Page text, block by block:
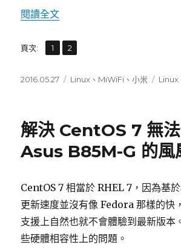
閱讀全文
頁次:
頁
1 ,
頁
2
發
2016.05.27
分
Linux 、 MiWiFi 、小米
標
Linux
解決 CentOS 7 無
Asus B85M-G 的風
CentOS 7 相當於 RHEL 7，因為基
更新速度並沒有像 Fedora 那樣的快
支援上自然也就不會體驗到最新版本
些硬體相容性上的問題。